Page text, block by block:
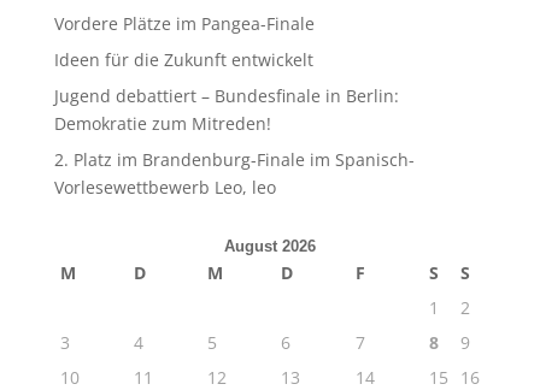
Vordere Plätze im Pangea-Finale
Ideen für die Zukunft entwickelt
Jugend debattiert – Bundesfinale in Berlin:
Demokratie zum Mitreden!
2. Platz im Brandenburg-Finale im Spanisch-
Vorlesewettbewerb Leo, leo
August 2026
M D M D F S
S
1
2
3
4 5 6 7 8
9
10
11 12 13 14 15
16